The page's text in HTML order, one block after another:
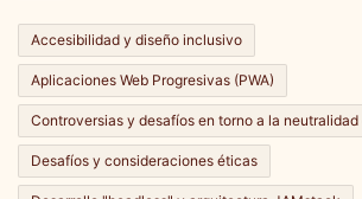
Accesibilidad y diseño inclusivo
Aplicaciones Web Progresivas (PWA)
Controversias y desafíos en torno a la neutralidad
Desafíos y consideraciones éticas